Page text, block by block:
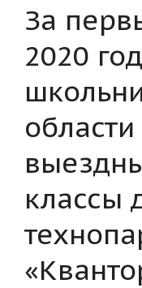
За
2020
классы